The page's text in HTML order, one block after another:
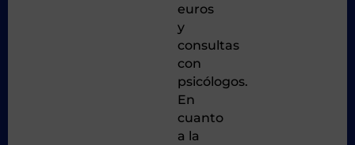
euros
y
consultas
con
psicólogos.
En
cuanto
a la